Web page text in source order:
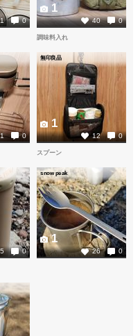
0 40 0
1
0
調味料入れ
無印良品
12 0
1
0
スプーン
snow peak
26 0
1